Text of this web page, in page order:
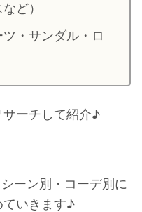
ど）
・サンダル・ロ
サーチして紹介♪
ーン別・コーデ別に
ていきます♪